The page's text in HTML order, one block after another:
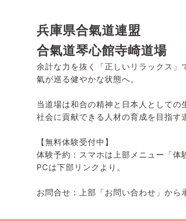
兵庫県合氣道連盟
合氣道琴心館寺崎道場
余計な力を抜く「正しいリラックス」
氣が巡る健やかな状態へ。
当道場は和合の精神と日本人としての
社会に貢献できる人材の育成を目指す
【無料体験受付中】
体験予約：スマホは上部メニュー「体
PCは下部リンクより。
お問合せ：上部「お問い合わせ」から